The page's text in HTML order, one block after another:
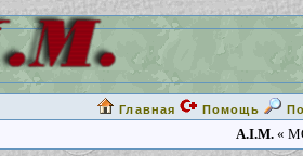
Главная Помощь
A.I.M. «